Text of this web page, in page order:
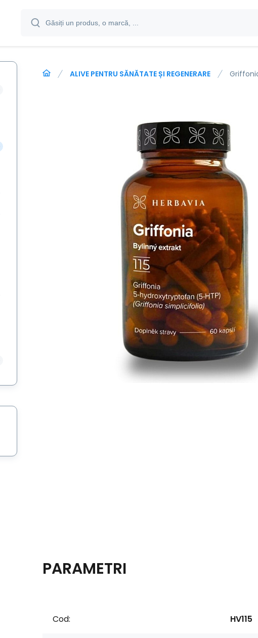
ALIVE PENTRU SĂNĂTATE ȘI REGENERARE
PARAMETRI
Cod: HV115